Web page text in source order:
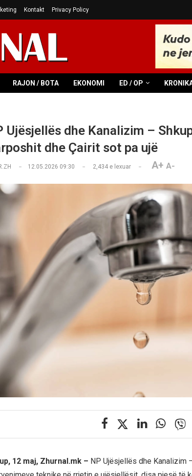
Kontakt Privacy Policy
RAJON / BOTA EKONOMI ED / OP
Ujësjellës dhe Kanalizim –
dhe Çairit sot pa ujë
12.05.2026 09:30 2,434e lexuar A+ A-
12 maj, Zhurnal.mk – NP Ujësjellës dhe Kanalizim